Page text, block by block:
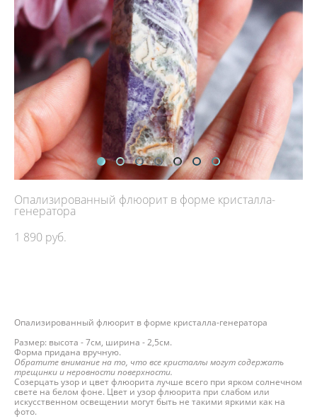
Опализированный флюорит в форме кристалла-
генератора
1 890 pуб.
Опализированный флюорит в форме кристалла-генератора
Размер: высота - 7см, ширина - 2,5см.
Форма придана вручную.
Обратите внимание на то, что все кристаллы могут содержать
трещинки и неровности поверхности.
Созерцать узор и цвет флюорита лучше всего при ярком солнечном
свете на белом фоне. Цвет и узор флюорита при слабом или
искусственном освещении могут быть не такими яркими как на
фото.